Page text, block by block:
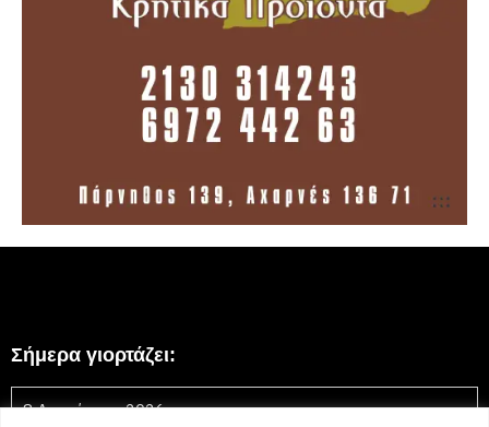
Σήμερα γιορτάζει:
8 Αυγούστου 2026